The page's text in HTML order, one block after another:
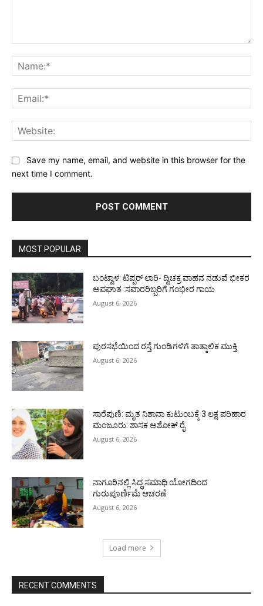
Save my name, email, and website in this browser for the
next time I comment.
MOST POPULAR
ಬಂಟ್ವಾಳ: ಟಿಪ್ಪರ್ ಲಾರಿ- ದ್ವಿಚಕ್ರ ವಾಹನ ನಡುವೆ ಭೀಕರ
ಅಪಘಾತ :ಸವಾರರಿಬ್ಬರಿಗೆ ಗಂಭೀರ ಗಾಯ
August 6, 2026
ಪುರಸಭೆಯಿಂದ ರಸ್ತೆ ಗುಂಡಿಗಳಿಗೆ ತಾತ್ಕಾಲಿಕ ಮುಕ್ತಿ
August 6, 2026
ಸಾರೆಪುಣಿ: ಮೃತ ನಿಶಾನಾ ಕುಟುಂಬಕ್ಕೆ 3 ಲಕ್ಷ ಪರಿಹಾರ
ಮಂಜೂರು: ಶಾಸಕ ಅಶೋಕ್ ರೈ
August 6, 2026
ನಾಗೂರಿನಲ್ಲಿ ಸಿದ್ಧ ಸಮಾಧಿ ಯೋಗದಿಂದ
ಗುರುಪೂರ್ಣಿಮೆ ಆಚರಣೆ
August 6, 2026
Load more
RECENT COMMENTS